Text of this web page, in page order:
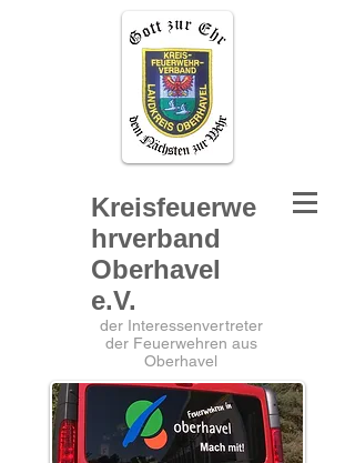
Kreisfeuerwe
hrverband
Oberhavel
e.V.
der Interessenvertreter
der Feuerwehren aus
Oberhavel